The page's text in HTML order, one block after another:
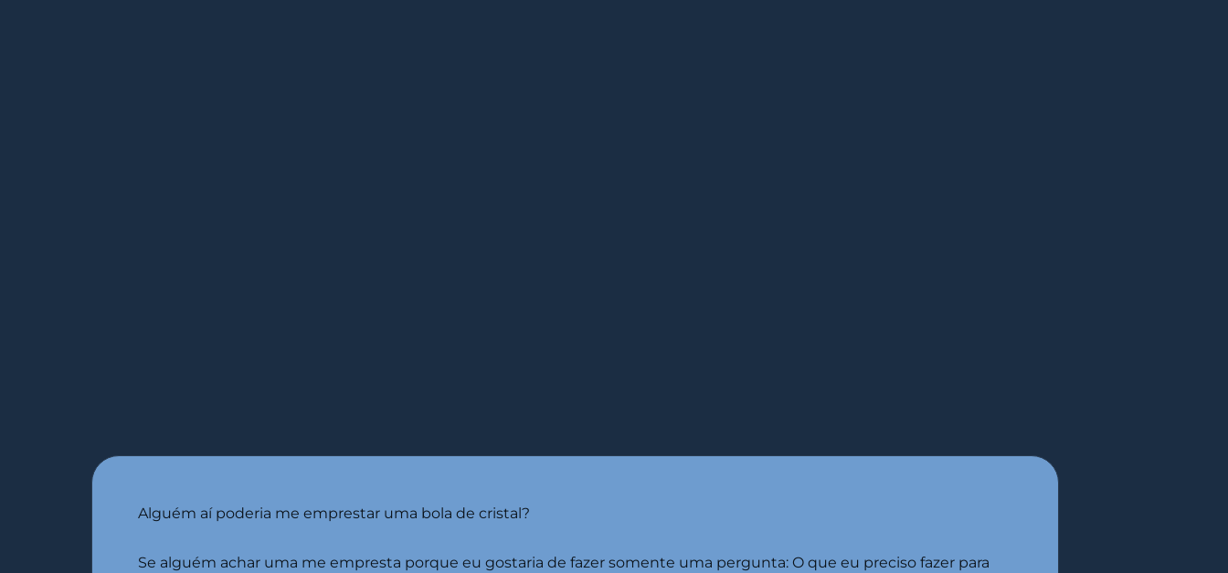
Alguém aí poderia me emprestar uma bola de cristal?
Se alguém achar uma me empresta porque eu gostaria de fazer somente uma pergunta: O que eu preciso fazer para